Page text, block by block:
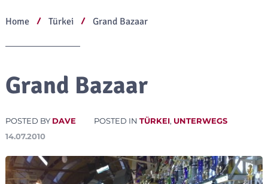
Home Türkei Grand Bazaar
Grand Bazaar
POSTED BY DAVE POSTED IN TÜRKEI, UNTERWEGS
14.07.2010